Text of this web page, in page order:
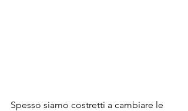
Spesso siamo costretti a cambiare le